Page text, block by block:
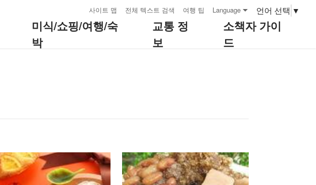
사이트 맵 전체 텍스트 검색 여행 팁 Language 언어 선택 ▼
미식/쇼핑/여행/숙
박
교통 정
보
소책자 가이
드